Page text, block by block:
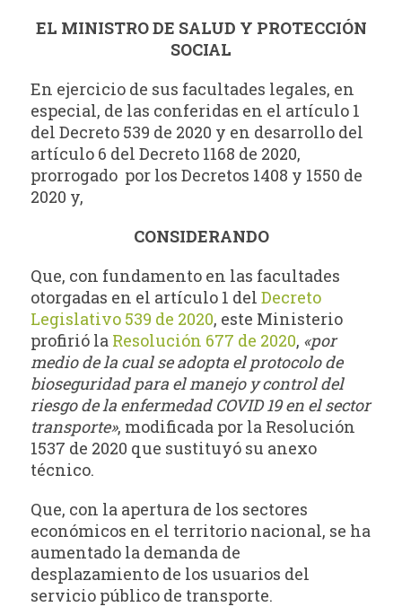
EL MINISTRO DE SALUD Y PROTECCIÓN
SOCIAL
En ejercicio de sus facultades legales, en
especial, de las conferidas en el artículo 1
del Decreto 539 de 2020 y en desarrollo del
artículo 6 del Decreto 1168 de 2020,
prorrogado por los Decretos 1408 y 1550 de
2020 y,
CONSIDERANDO
Que, con fundamento en las facultades
otorgadas en el artículo 1 delDecreto
Legislativo 539 de 2020, este Ministerio
profirió la Resolución 677 de 2020, «por
medio de la cual se adopta el protocolo de
bioseguridad para el manejo y control del
riesgo de la enfermedad COVID 19 en el sector
transporte», modificada por la Resolución
1537 de 2020 que sustituyó su anexo
técnico.
Que, con la apertura de los sectores
económicos en el territorio nacional, se ha
aumentado la demanda de
desplazamiento de los usuarios del
servicio público de transporte.